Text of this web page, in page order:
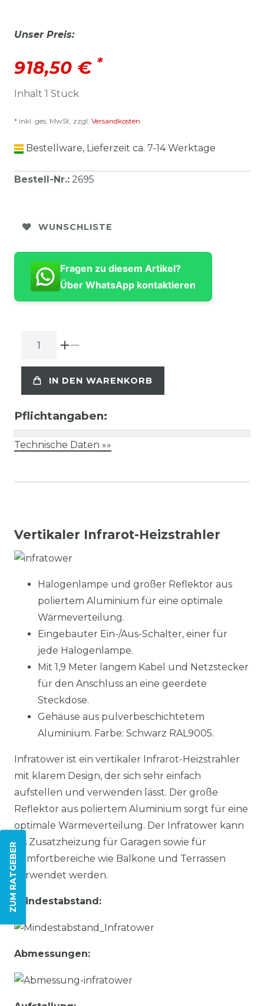
ZUM RATGEBER
Unser Preis:
918,50 € *
Inhalt 1 Stück
* inkl. ges. MwSt. zzgl. Versandkosten
Bestellware, Lieferzeit ca. 7-14 Werktage
Bestell-Nr.: 2695
WUNSCHLISTE
Fragen zu diesem Artikel?
Über WhatsApp kontaktieren
IN DEN WARENKORB
Pflichtangaben:
Technische Daten »»
Vertikaler Infrarot-Heizstrahler
Halogenlampe und großer Reflektor aus
poliertem Aluminium für eine optimale
Wärmeverteilung.
Eingebauter Ein-/Aus-Schalter, einer für
jede Halogenlampe.
Mit 1,9 Meter langem Kabel und Netzstecker
für den Anschluss an eine geerdete
Steckdose.
Gehäuse aus pulverbeschichtetem
Aluminium. Farbe: Schwarz RAL9005.
Infratower ist ein vertikaler Infrarot-Heizstrahler
mit klarem Design, der sich sehr einfach
aufstellen und verwenden lässt. Der große
Reflektor aus poliertem Aluminium sorgt für eine
optimale Wärmeverteilung. Der Infratower kann
als Zusatzheizung für Garagen sowie für
Komfortbereiche wie Balkone und Terrassen
verwendet werden.
Mindestabstand:
Abmessungen: